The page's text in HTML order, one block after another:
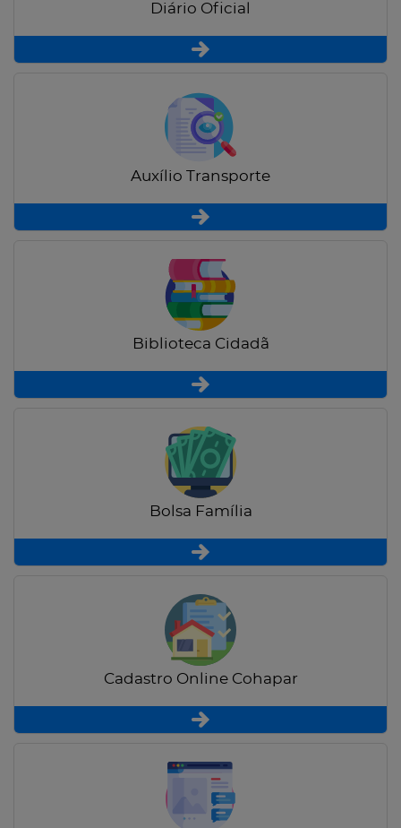
Diário Oficial
Auxílio Transporte
Biblioteca Cidadã
Bolsa Família
Cadastro Online Cohapar